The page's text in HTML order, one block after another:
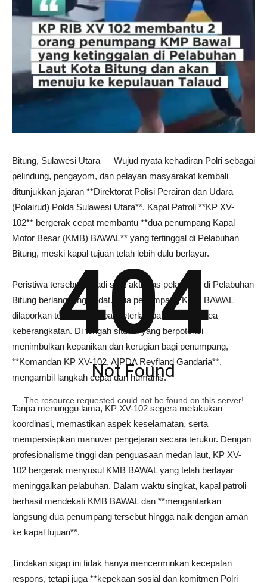
Bitung, Sulawesi Utara — Wujud nyata kehadiran Polri sebagai
pelindung, pengayom, dan pelayan masyarakat kembali
ditunjukkan jajaran **Direktorat Polisi Perairan dan Udara
(Polairud) Polda Sulawesi Utara**. Kapal Patroli **KP XV-
102** bergerak cepat membantu **dua penumpang Kapal
Motor Besar (KMB) BAWAL** yang tertinggal di Pelabuhan
Bitung, meski kapal tujuan telah lebih dulu berlayar.
Peristiwa tersebut terjadi saat aktivitas pelayaran di Pelabuhan
Bitung berlangsung padat. Dua penumpang KMB BAWAL
dilaporkan tertinggal akibat keterlambatan tiba di area
keberangkatan. Di tengah situasi yang berpotensi
menimbulkan kepanikan dan kerugian bagi penumpang,
**Komandan KP XV-102, AIPDA Reyfland Gandaria**,
mengambil langkah cepat dan humanis.
Tanpa menunggu lama, KP XV-102 segera melakukan
koordinasi, memastikan aspek keselamatan, serta
mempersiapkan manuver pengejaran secara terukur. Dengan
profesionalisme tinggi dan penguasaan medan laut, KP XV-
102 bergerak menyusul KMB BAWAL yang telah berlayar
meninggalkan pelabuhan. Dalam waktu singkat, kapal patroli
berhasil mendekati KMB BAWAL dan **mengantarkan
langsung dua penumpang tersebut hingga naik dengan aman
ke kapal tujuan**.
Tindakan sigap ini tidak hanya mencerminkan kecepatan
respons, tetapi juga **kepekaan sosial dan komitmen Polri
404
Not Found
The resource requested could not be found on this server!